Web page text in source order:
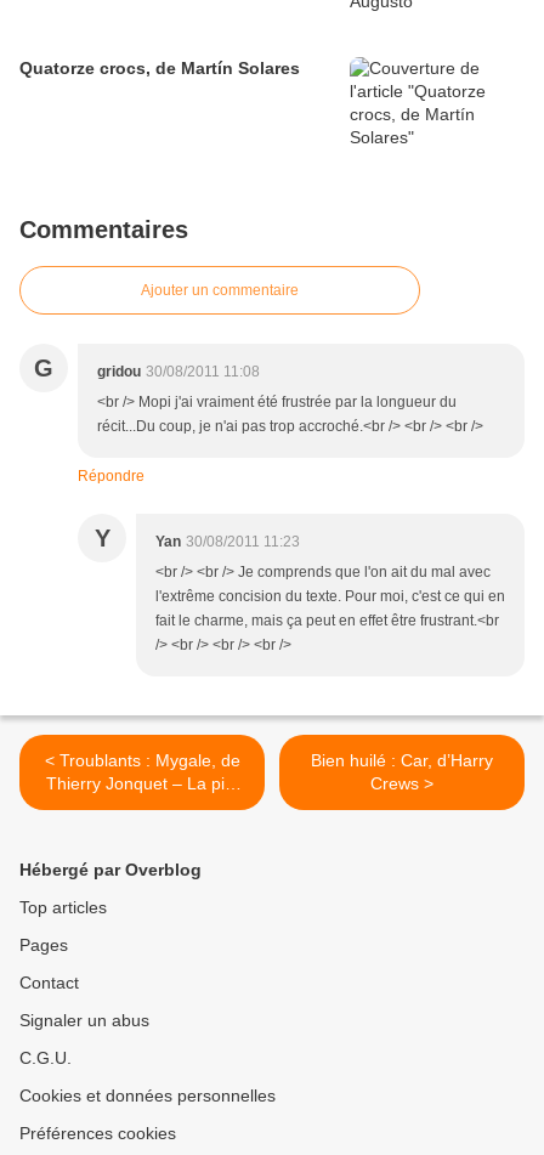
Quatorze crocs, de Martín Solares
Commentaires
Ajouter un commentaire
G gridou 30/08/2011 11:08
<br /> Mopi j'ai vraiment été frustrée par la longueur du
récit...Du coup, je n'ai pas trop accroché.<br /> <br /> <br />
Répondre
Y Yan 30/08/2011 11:23
<br /> <br /> Je comprends que l'on ait du mal avec
l'extrême concision du texte. Pour moi, c'est ce qui en
fait le charme, mais ça peut en effet être frustrant.<br
/> <br /> <br /> <br />
< Troublants : Mygale, de
Thierry Jonquet – La piel
que habito, de Pedro
Bien huilé : Car, d’Harry
Crews >
Hébergé par Overblog
Top articles
Pages
Contact
Signaler un abus
C.G.U.
Cookies et données personnelles
Préférences cookies